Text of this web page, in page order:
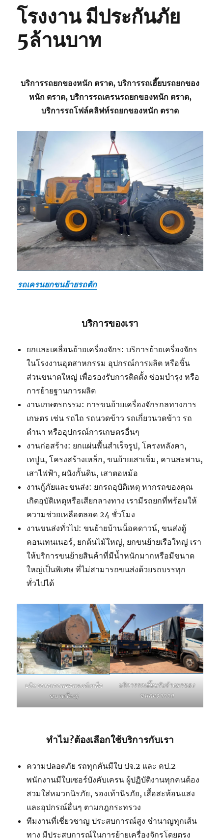
โรงงาน มีประกันภัย
5ล้านบาท
บริการรถยกของหนัก ตราด, บริการรถเฮี๊ยบรถยกของ
หนัก ตราด, บริการรถเครนรถยกของหนัก ตราด,
บริการรถโฟล์คลิฟท์รถยกของหนัก ตราด
รถเครนยกขนย้ายรถตัก
บริการของเรา
ยกและเคลื่อนย้ายเครื่องจักร: บริการย้ายเครื่องจักร
ในโรงงานอุตสาหกรรม อุปกรณ์การผลิต หรือชิ้น
ส่วนขนาดใหญ่ เพื่อรองรับการติดตั้ง ซ่อมบำรุง หรือ
การย้ายฐานการผลิต
งานเกษตรกรรม: การขนย้ายเครื่องจักรกลทางการ
เกษตร เช่น รถไถ รถนวดข้าว รถเกี่ยวนวดข้าว รถ
ดำนา หรืออุปกรณ์การเกษตรอื่นๆ
งานก่อสร้าง: ยกแผ่นพื้นสำเร็จรูป, โครงหลังคา,
เทปูน, โครงสร้างเหล็ก, ขนย้ายเสาเข็ม, คานสะพาน,
เสาไฟฟ้า, ผนังกั้นดิน, เสาตอหม้อ
งานกู้ภัยและขนส่ง: ยกรถอุบัติเหตุ หากรถของคุณ
เกิดอุบัติเหตุหรือเสียกลางทาง เรามีรถยกที่พร้อมให้
ความช่วยเหลือตลอด 24 ชั่วโมง
งานขนส่งทั่วไป: ขนย้ายบ้านน็อคดาวน์, ขนส่งตู้
คอนเทนเนอร์, ยกต้นไม้ใหญ่, ยกขนย้ายเรือใหญ่ เรา
ให้บริการขนย้ายสินค้าที่มีน้ำหนักมากหรือมีขนาด
ใหญ่เป็นพิเศษ ที่ไม่สามารถขนส่งด้วยรถบรรทุก
ทั่วไปได้
บริการรถเครนยกแทงค์เหล็ก
ขนาดใหญ่
บริการรถเฮี๊ยบรับจ้างยกของ
ขนลงจากรถ
ทำไม?ต้องเลือกใช้บริการกับเรา
ความปลอดภัย รถทุกคันมีใบ ปจ.2 และ คป.2
พนักงานมีใบเซอร์บังคับเครน ผู้ปฏิบัติงานทุกคนต้อง
สวมใส่หมวกนิรภัย, รองเท้านิรภัย, เสื้อสะท้อนแสง
และอุปกรณ์อื่นๆ ตามกฎกระทรวง
ทีมงานที่เชี่ยวชาญ ประสบการณ์สูง ชำนาญทุกเส้น
ทาง มีประสบการณ์ในการย้ายเครื่องจักรโดยตรง